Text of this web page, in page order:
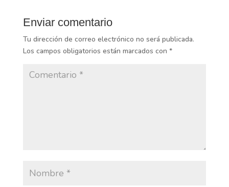
Enviar comentario
Tu dirección de correo electrónico no será publicada.
Los campos obligatorios están marcados con *